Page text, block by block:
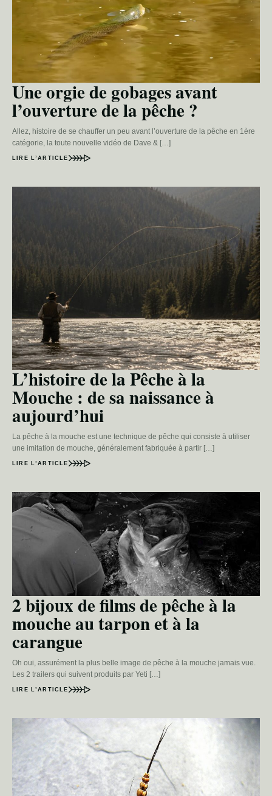
Une orgie de gobages avant
l’ouverture de la pêche ?
Allez, histoire de se chauffer un peu avant l’ouverture de la pêche en 1ère
catégorie, la toute nouvelle vidéo de Dave & […]
LIRE L’ARTICLE
L’histoire de la Pêche à la
Mouche : de sa naissance à
aujourd’hui
La pêche à la mouche est une technique de pêche qui consiste à utiliser
une imitation de mouche, généralement fabriquée à partir […]
LIRE L’ARTICLE
2 bijoux de films de pêche à la
mouche au tarpon et à la
carangue
Oh oui, assurément la plus belle image de pêche à la mouche jamais vue.
Les 2 trailers qui suivent produits par Yeti […]
LIRE L’ARTICLE